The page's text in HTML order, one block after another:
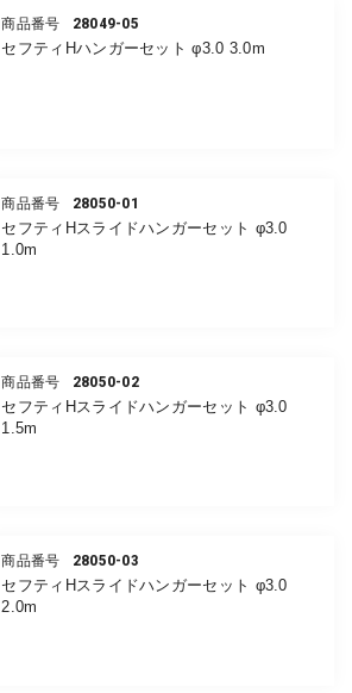
商品番号 28049-05
セフティHハンガーセット φ3.0 3.0m
商品番号 28050-01
セフティHスライドハンガーセット φ3.0
1.0m
商品番号 28050-02
セフティHスライドハンガーセット φ3.0
1.5m
商品番号 28050-03
セフティHスライドハンガーセット φ3.0
2.0m